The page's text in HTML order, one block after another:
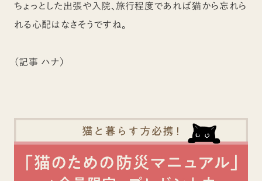
ちょっとした出張や入院、旅行程度であれば猫から忘れら
れる心配はなさそうですね。
（記事 ハナ）